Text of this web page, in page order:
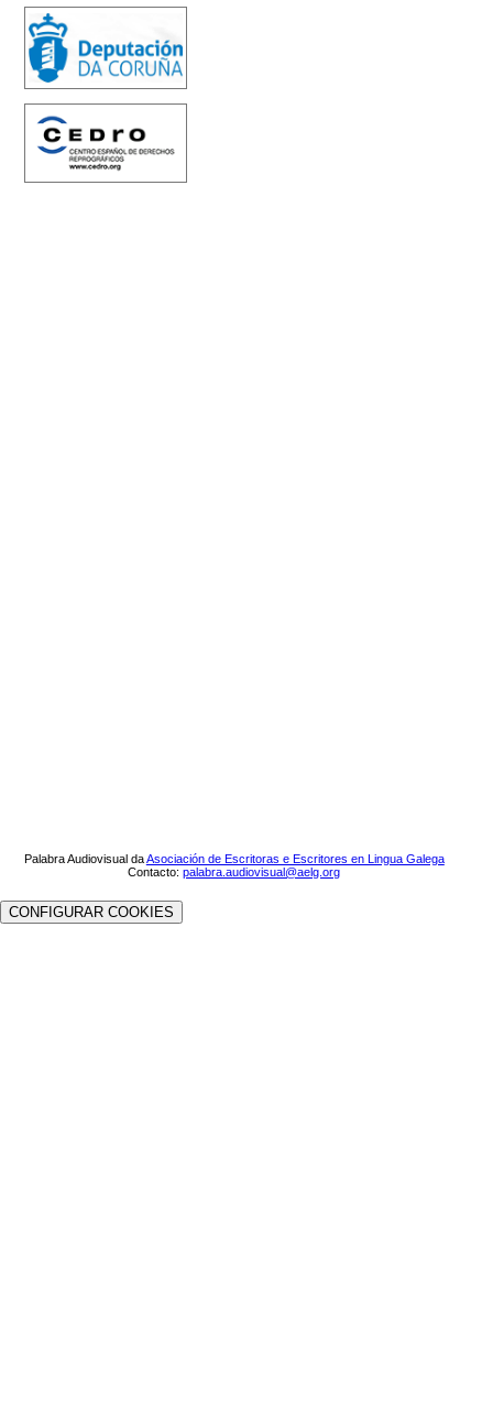
Palabra Audiovisual daAsociación de Escritoras e Escritores en Lingua Galega
Contacto:palabra.audiovisual@aelg.org
CONFIGURAR COOKIES